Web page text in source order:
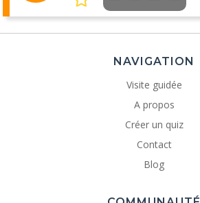
NAVIGATION
Visite guidée
A propos
Créer un quiz
Contact
Blog